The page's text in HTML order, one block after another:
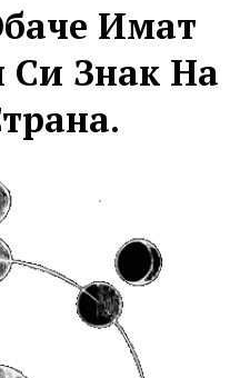
Имат
Си Знак На